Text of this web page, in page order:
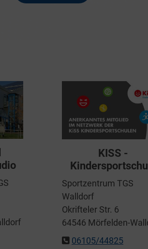
KISS -
Sportzentrum TGS
Walldorf
Okrifteler Str. 6
64546 Mörfelden-
06105/44825